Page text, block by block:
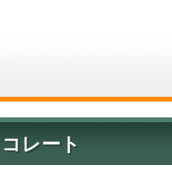
レート